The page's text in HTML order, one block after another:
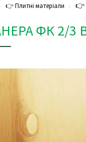
👉 Плитні матеріали 👉
ФК 2/3